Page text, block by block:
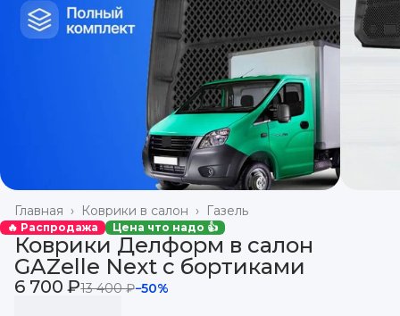
Газель
Коврики в салон ›
Главная ›
🔥 Распродажа Цена что надо 👍
Коврики Делформ в салон
GAZelle Next с бортиками
6 700 ₽13 400 ₽−50%